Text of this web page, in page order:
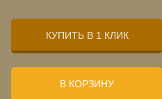
КУПИТЬ В 1 КЛИК
В КОРЗИНУ